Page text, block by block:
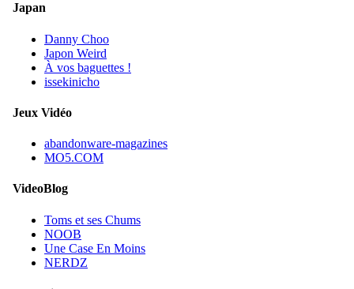
Japan
Danny Choo
Japon Weird
À vos baguettes !
issekinicho
Jeux Vidéo
abandonware-magazines
MO5.COM
VideoBlog
Toms et ses Chums
NOOB
Une Case En Moins
NERDZ